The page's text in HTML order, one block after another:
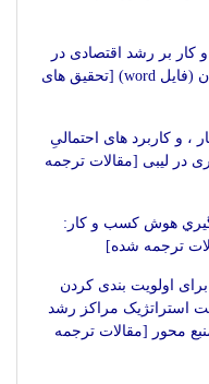
کار بر رشد اقتصادی در
کشورهای منتخب با تاکید بر ایران (فایل word) [تحقیق های
و کاربرد های احتمالیِ
در لیبی [مقالات ترجمه
هوش کسب و کار:
ترجمه شده]
اولویت‏ بندی کردن
استراتژیک مراکز رشد
محور [مقالات ترجمه